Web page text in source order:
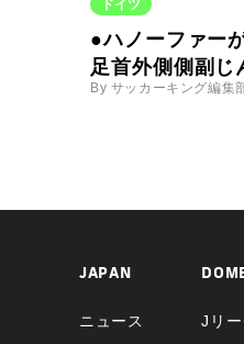
ドイツ
●ハノーファー
足首外側側副じ
By サッカーキング編集
JAPAN
ニュース
Jリ